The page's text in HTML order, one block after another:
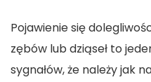
Pojawienie się
zębów lub dziąseł to
sygnałów, że należy jak